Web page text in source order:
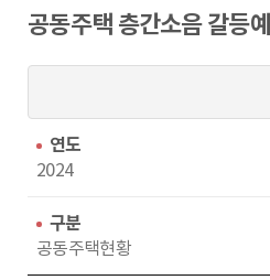
메
인
이
동
공동주택 층간소음 갈등
연도
2024
구분
공동주택현황